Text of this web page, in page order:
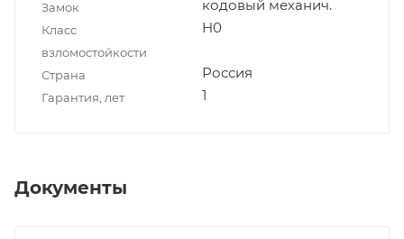
Замок кодовый механич.
Класс
взломостойкости
H0
Страна Россия
Гарантия, лет 1
Документы